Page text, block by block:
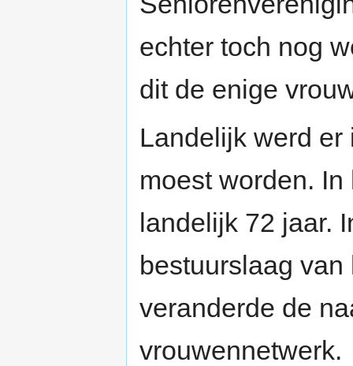
echter toch nog
dit de enige
Landelijk werd
moest worden.
landelijk 72 jaar.
bestuurslaag
veranderde de
vrouwennetwerk.